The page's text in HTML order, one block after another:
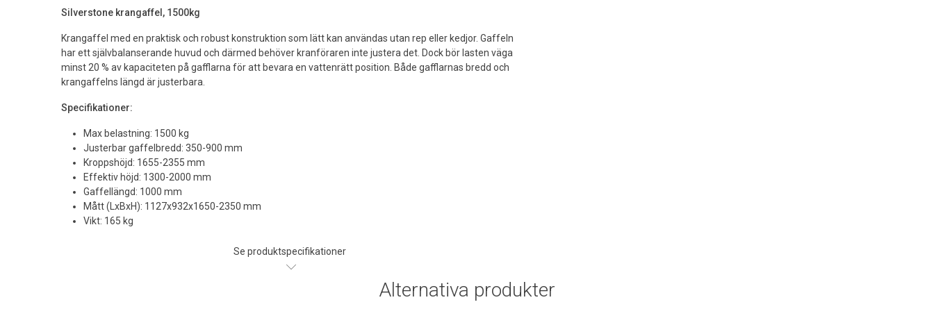
Silverstone krangaffel, 1500kg
Krangaffel med en praktisk och robust konstruktion som lätt kan användas utan rep eller kedjor. Gaffeln
har ett självbalanserande huvud och därmed behöver kranföraren inte justera det. Dock bör lasten väga
minst 20 % av kapaciteten på gafflarna för att bevara en vattenrätt position. Både gafflarnas bredd och
krangaffelns längd är justerbara.
Specifikationer:
Max belastning: 1500 kg
Justerbar gaffelbredd: 350-900 mm
Kroppshöjd: 1655-2355 mm
Effektiv höjd: 1300-2000 mm
Gaffellängd: 1000 mm
Mått (LxBxH): 1127x932x1650-2350 mm
Vikt: 165 kg
Se produktspecifikationer
Alternativa produkter